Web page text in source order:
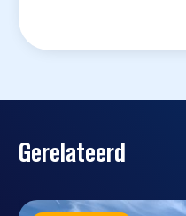
Gerelateerd